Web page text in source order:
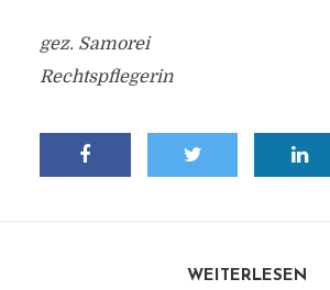
gez. Samorei
Rechtspflegerin
WEITERLESEN